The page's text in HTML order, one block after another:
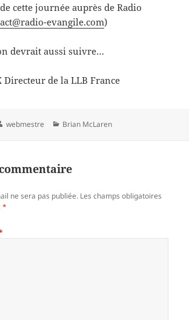
cette journée auprès de Radio
evangile.com)
devrait aussi suivre…
Directeur de la LLB France
Auteur
webmestre Catégories
Brian McLaren
ne sera pas publiée. Les champs obligatoires
*